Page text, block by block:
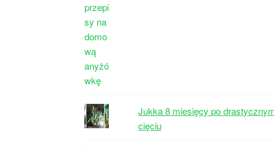
Jukka 8 miesięcy po
cięciu